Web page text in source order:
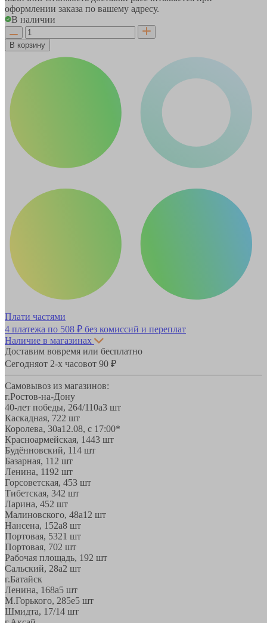
оформлении заказа по вашему адресу.
В наличии
В корзину
Плати частями
4 платежа по 508 ₽ без комиссий и переплат
Наличие в магазинах
Доставим вовремя или бесплатно
Сегодняот 2-х часовот 90 ₽
Самовывоз из магазинов:
г.Ростов-на-Дону
40-лет победы, 264/110а3 шт
Каскадная, 722 шт
Королева, 30а12.08, с 17:00*
Красноармейская, 1443 шт
Будённовский, 114 шт
Базарная, 11 2 шт
Ленина, 1192 шт
Горсоветская, 453 шт
Тибетская, 342 шт
Ларина, 452 шт
Малиновского, 48а12 шт
Нансена, 152а8 шт
Портовая, 5321 шт
Портовая, 702 шт
Рабочая площадь, 192 шт
Сальский, 28a2 шт
г.Батайск
Ленина, 168а5 шт
М.Горького, 285е5 шт
Шмидта, 17/14 шт